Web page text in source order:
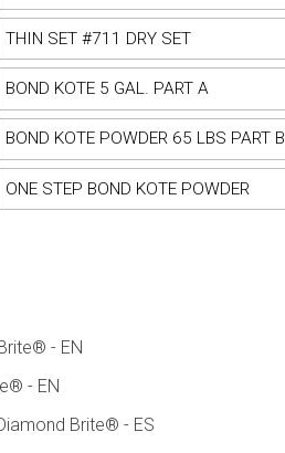
THIN SET #711 DRY SET
BOND KOTE 5 GAL. PART A
BOND KOTE POWDER 65 LBS PART B
ONE STEP BOND KOTE POWDER
- EN
- EN
Brite® - ES